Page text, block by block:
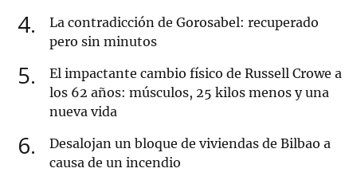
4
La contradicción de Gorosabel: recuperado
pero sin minutos
5
El impactante cambio físico de Russell Crowe a
los 62 años: músculos, 25 kilos menos y una
nueva vida
6
Desalojan un bloque de viviendas de Bilbao a
causa de un incendio